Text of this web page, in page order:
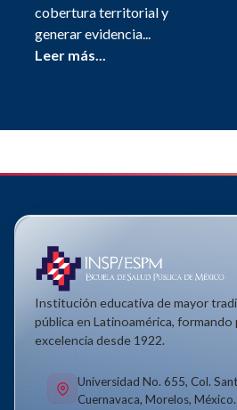
cobertura territorial y
generar evidencia...
Leer más...
Institución educativa de mayor
pública en Latinoamérica,
excelencia desde 1922.
Universidad No. 655, Col.
Cuernavaca, Morelos, México.